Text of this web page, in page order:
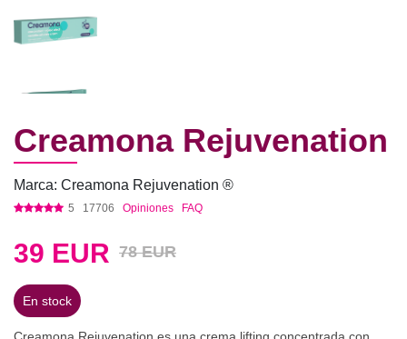
Creamona Rejuvenation
Marca: Creamona Rejuvenation ®
5 17706 Opiniones FAQ
39 EUR 78 EUR
En stock